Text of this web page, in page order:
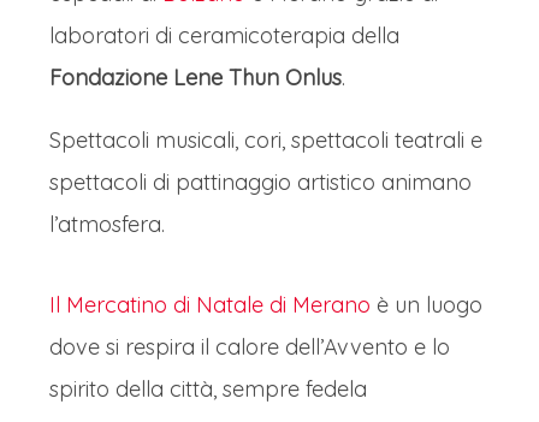
laboratori di ceramicoterapia della
Fondazione Lene Thun Onlus.
Spettacoli musicali, cori, spettacoli teatrali e
spettacoli di pattinaggio artistico animano
l’atmosfera.
Il Mercatino di Natale di Merano è un luogo
dove si respira il calore dell’Avvento e lo
spirito della città, sempre fedela